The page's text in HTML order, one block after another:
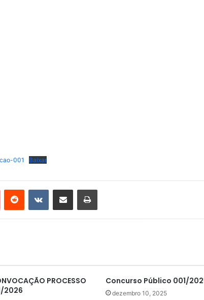
001 Baixar
PinterestReddit VK Compartilhar via e-mail Imprimir
PROCESSO
2026
Concurso Público 001/
dezembro 10, 2025